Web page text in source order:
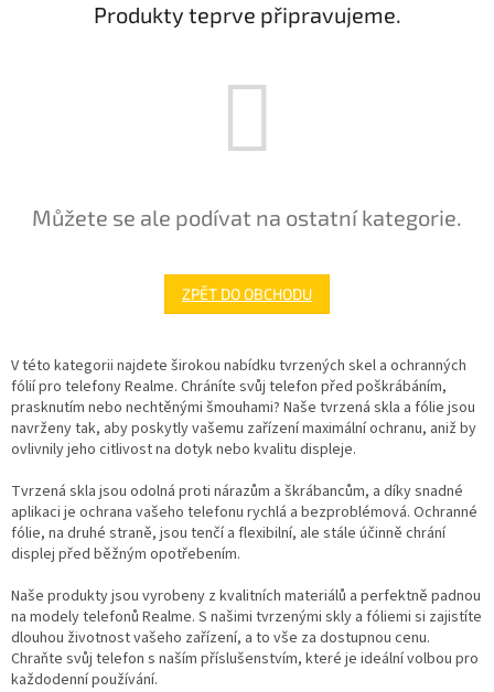
Produkty teprve připravujeme.
Můžete se ale podívat na ostatní kategorie.
ZPĚT DO OBCHODU
V této kategorii najdete širokou nabídku tvrzených skel a ochranných
fólií pro telefony Realme. Chráníte svůj telefon před poškrábáním,
prasknutím nebo nechtěnými šmouhami? Naše tvrzená skla a fólie jsou
navrženy tak, aby poskytly vašemu zařízení maximální ochranu, aniž by
ovlivnily jeho citlivost na dotyk nebo kvalitu displeje.
Tvrzená skla jsou odolná proti nárazům a škrábancům, a díky snadné
aplikaci je ochrana vašeho telefonu rychlá a bezproblémová. Ochranné
fólie, na druhé straně, jsou tenčí a flexibilní, ale stále účinně chrání
displej před běžným opotřebením.
Naše produkty jsou vyrobeny z kvalitních materiálů a perfektně padnou
na modely telefonů Realme. S našimi tvrzenými skly a fóliemi si zajistíte
dlouhou životnost vašeho zařízení, a to vše za dostupnou cenu.
Chraňte svůj telefon s naším příslušenstvím, které je ideální volbou pro
každodenní používání.